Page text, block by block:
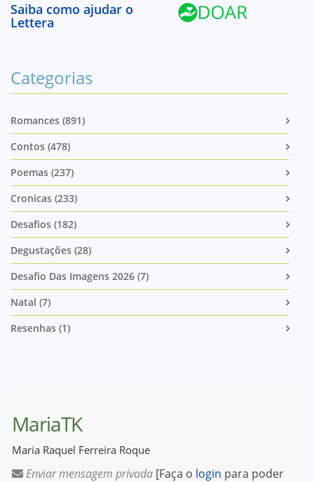
Saiba como ajudar o
Lettera
Categorias
Romances (891)
Contos (478)
Poemas (237)
Cronicas (233)
Desafios (182)
Degustações (28)
Desafio Das Imagens 2026 (7)
Natal (7)
Resenhas (1)
MariaTK
Maria Raquel Ferreira Roque
Enviar mensagem privada [Faça o login para poder